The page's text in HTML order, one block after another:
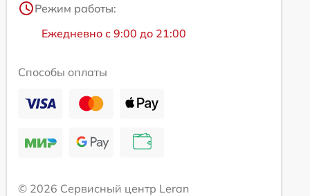
Режим работы:
Ежедневно с 9:00 до 21:00
Способы оплаты
© 2026 Сервисный центр Leran